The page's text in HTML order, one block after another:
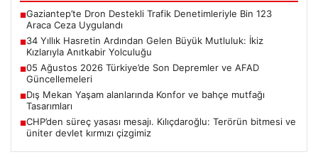
■Gaziantep’te Dron Destekli Trafik Denetimleriyle Bin 123
Araca Ceza Uygulandı
■34 Yıllık Hasretin Ardından Gelen Büyük Mutluluk: İkiz
Kızlarıyla Anıtkabir Yolculuğu
■05 Ağustos 2026 Türkiye’de Son Depremler ve AFAD
Güncellemeleri
■Dış Mekan Yaşam alanlarında Konfor ve bahçe mutfağı
Tasarımları
■CHP’den süreç yasası mesajı. Kılıçdaroğlu: Terörün bitmesi ve
üniter devlet kırmızı çizgimiz